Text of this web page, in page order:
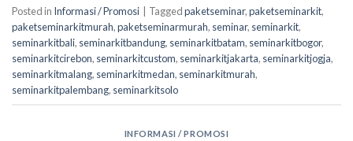
Posted in Informasi / Promosi Taggedpaketseminar,paketseminarkit,
paketseminarkitmurah,paketseminarmurah, seminar, seminarkit,
seminarkitbali, seminarkitbandung, seminarkitbatam, seminarkitbogor,
seminarkitcirebon, seminarkitcustom, seminarkitjakarta, seminarkitjogja,
seminarkitmalang, seminarkitmedan, seminarkitmurah,
seminarkitpalembang, seminarkitsolo
INFORMASI / PROMOSI